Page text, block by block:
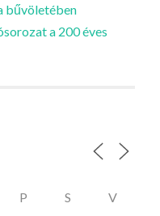
bűvöletében
a 200 éves
P S V